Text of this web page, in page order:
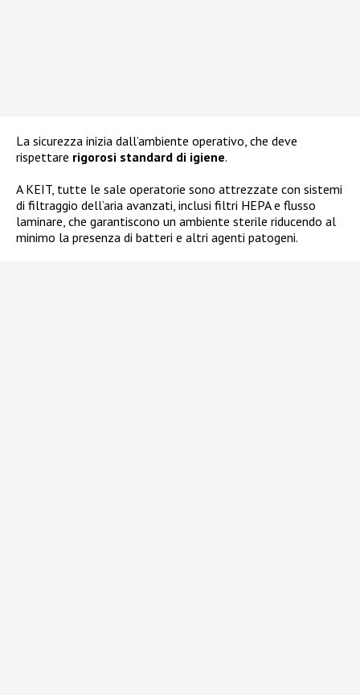
La sicurezza inizia dall’ambiente operativo, che deve
rispettare rigorosi standard di igiene.
A KEIT, tutte le sale operatorie sono attrezzate con sistemi
di filtraggio dell’aria avanzati, inclusi filtri HEPA e flusso
laminare, che garantiscono un ambiente sterile riducendo al
minimo la presenza di batteri e altri agenti patogeni.